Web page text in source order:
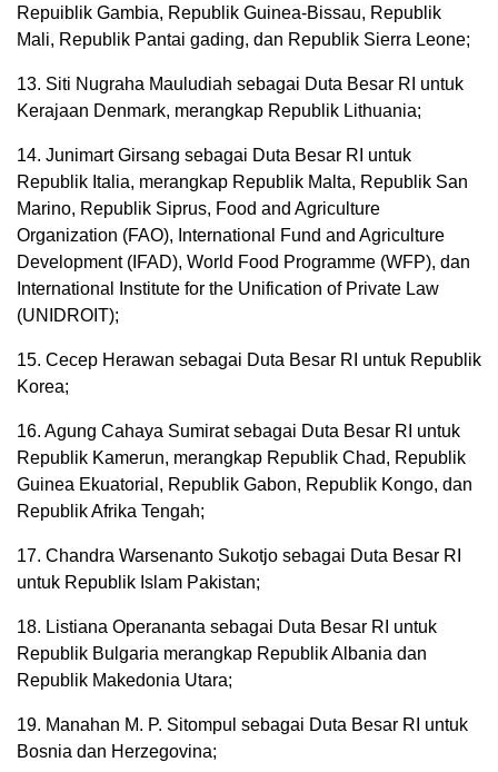
Repuiblik Gambia, Republik Guinea-Bissau, Republik
Mali, Republik Pantai gading, dan Republik Sierra Leone;
13. Siti Nugraha Mauludiah sebagai Duta Besar RI untuk
Kerajaan Denmark, merangkap Republik Lithuania;
14. Junimart Girsang sebagai Duta Besar RI untuk
Republik Italia, merangkap Republik Malta, Republik San
Marino, Republik Siprus, Food and Agriculture
Organization (FAO), International Fund and Agriculture
Development (IFAD), World Food Programme (WFP), dan
International Institute for the Unification of Private Law
(UNIDROIT);
15. Cecep Herawan sebagai Duta Besar RI untuk Republik
Korea;
16. Agung Cahaya Sumirat sebagai Duta Besar RI untuk
Republik Kamerun, merangkap Republik Chad, Republik
Guinea Ekuatorial, Republik Gabon, Republik Kongo, dan
Republik Afrika Tengah;
17. Chandra Warsenanto Sukotjo sebagai Duta Besar RI
untuk Republik Islam Pakistan;
18. Listiana Operananta sebagai Duta Besar RI untuk
Republik Bulgaria merangkap Republik Albania dan
Republik Makedonia Utara;
19. Manahan M. P. Sitompul sebagai Duta Besar RI untuk
Bosnia dan Herzegovina;